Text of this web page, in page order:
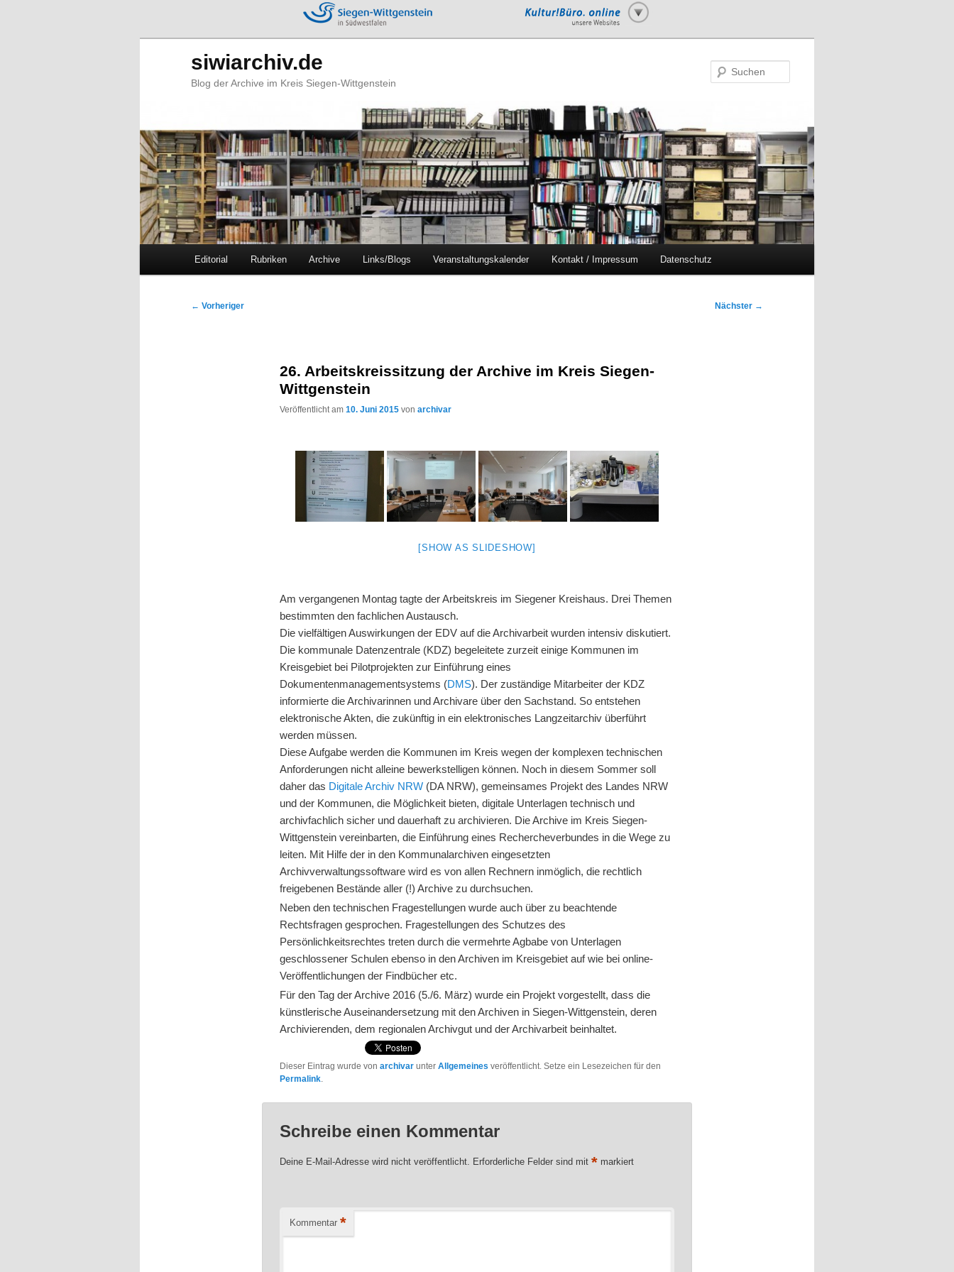
siwiarchiv.de
Blog der Archive im Kreis Siegen-Wittgenstein
Zum
Zum
Editorial Rubriken Archive Links/Blogs Veranstaltungskalender Kontakt / Impressum Datenschutz
Beitragsnavigation
← Vorheriger Nächster →
26. Arbeitskreissitzung der Archive im Kreis Siegen-
Wittgenstein
Veröffentlicht am10. Juni 2015 vonarchivar
[SHOW AS SLIDESHOW]
Am vergangenen Montag tagte der Arbeitskreis im Siegener Kreishaus. Drei Themen
bestimmten den fachlichen Austausch.
Die vielfältigen Auswirkungen der EDV auf die Archivarbeit wurden intensiv diskutiert.
Die kommunale Datenzentrale (KDZ) begeleitete zurzeit einige Kommunen im
Kreisgebiet bei Pilotprojekten zur Einführung eines
Dokumentenmanagementsystems (DMS). Der zuständige Mitarbeiter der KDZ
informierte die Archivarinnen und Archivare über den Sachstand. So entstehen
elektronische Akten, die zukünftig in ein elektronisches Langzeitarchiv überführt
werden müssen.
Diese Aufgabe werden die Kommunen im Kreis wegen der komplexen technischen
Anforderungen nicht alleine bewerkstelligen können. Noch in diesem Sommer soll
daher das Digitale Archiv NRW (DA NRW), gemeinsames Projekt des Landes NRW
und der Kommunen, die Möglichkeit bieten, digitale Unterlagen technisch und
archivfachlich sicher und dauerhaft zu archivieren. Die Archive im Kreis Siegen-
Wittgenstein vereinbarten, die Einführung eines Rechercheverbundes in die Wege zu
leiten. Mit Hilfe der in den Kommunalarchiven eingesetzten
Archivverwaltungssoftware wird es von allen Rechnern inmöglich, die rechtlich
freigebenen Bestände aller (!) Archive zu durchsuchen.
Neben den technischen Fragestellungen wurde auch über zu beachtende
Rechtsfragen gesprochen. Fragestellungen des Schutzes des
Persönlichkeitsrechtes treten durch die vermehrte Agbabe von Unterlagen
geschlossener Schulen ebenso in den Archiven im Kreisgebiet auf wie bei online-
Veröffentlichungen der Findbücher etc.
Für den Tag der Archive 2016 (5./6. März) wurde ein Projekt vorgestellt, dass die
künstlerische Auseinandersetzung mit den Archiven in Siegen-Wittgenstein, deren
Archivierenden, dem regionalen Archivgut und der Archivarbeit beinhaltet.
Dieser Eintrag wurde vonarchivar unterAllgemeines veröffentlicht. Setze ein Lesezeichen für den
Permalink.
Schreibe einen Kommentar
Deine E-Mail-Adresse wird nicht veröffentlicht. Erforderliche Felder sind mit* markiert
Kommentar *